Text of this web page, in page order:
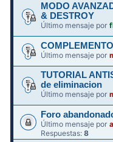
MODO
& DESTROY
Último mensaje por
Último mensaje por
TUTORIAL
de eliminacion
Último mensaje por
Foro
Último mensaje por
Respuestas:8